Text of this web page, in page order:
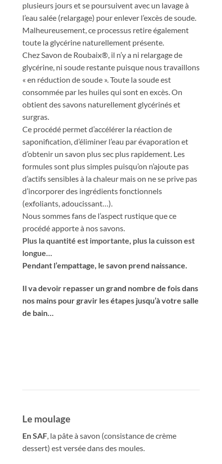
plusieurs jours et se poursuivent avec un lavage à
l’eau salée (relargage) pour enlever l’excès de soude.
Malheureusement, ce processus retire également
toute la glycérine naturellement présente.
Chez Savon de Roubaix®, il n’y a ni relargage de
glycérine, ni soude restante puisque nous travaillons
« en réduction de soude ». Toute la soude est
consommée par les huiles qui sont en excès. On
obtient des savons naturellement glycérinés et
surgras.
Ce procédé permet d’accélérer la réaction de
saponification, d’éliminer l’eau par évaporation et
d’obtenir un savon plus sec plus rapidement. Les
formules sont plus simples puisqu’on n’ajoute pas
d’actifs sensibles à la chaleur mais on ne se prive pas
d’incorporer des ingrédients fonctionnels
(exfoliants, adoucissant…).
Nous sommes fans de l’aspect rustique que ce
procédé apporte à nos savons.
Plus la quantité est importante, plus la cuisson est
longue…
Pendant l’empattage, le savon prend naissance.
Il va devoir repasser un grand nombre de fois dans
nos mains pour gravir les étapes jusqu’à votre salle
de bain…
Le moulage
En SAF, la pâte à savon (consistance de crème
dessert) est versée dans des moules.